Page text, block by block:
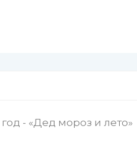
- «Дед мороз и лето»